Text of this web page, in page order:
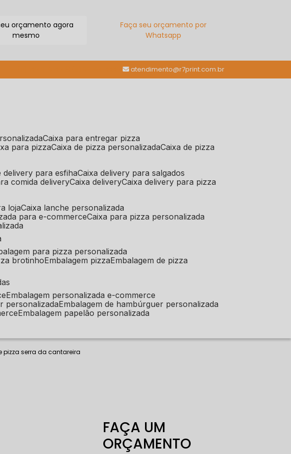
orçamento agora
mesmo
Faça seu orçamento por
Whatsapp
atendimento@r7print.com.br
caixa para entregar pizza
para pizza caixa de pizza personalizada caixa de pizza
delivery para esfiha caixa delivery para salgados
comida delivery caixa delivery caixa delivery para pizza
loja caixa lanche personalizada
para e-commerce caixa para pizza personalizada
para pizza personalizada
brotinho embalagem pizza embalagem de pizza
embalagem personalizada e-commerce
personalizada embalagem de hambúrguer personalizada
embalagem papelão personalizada
serra da cantareira
FAÇA UM
ORÇAMENTO